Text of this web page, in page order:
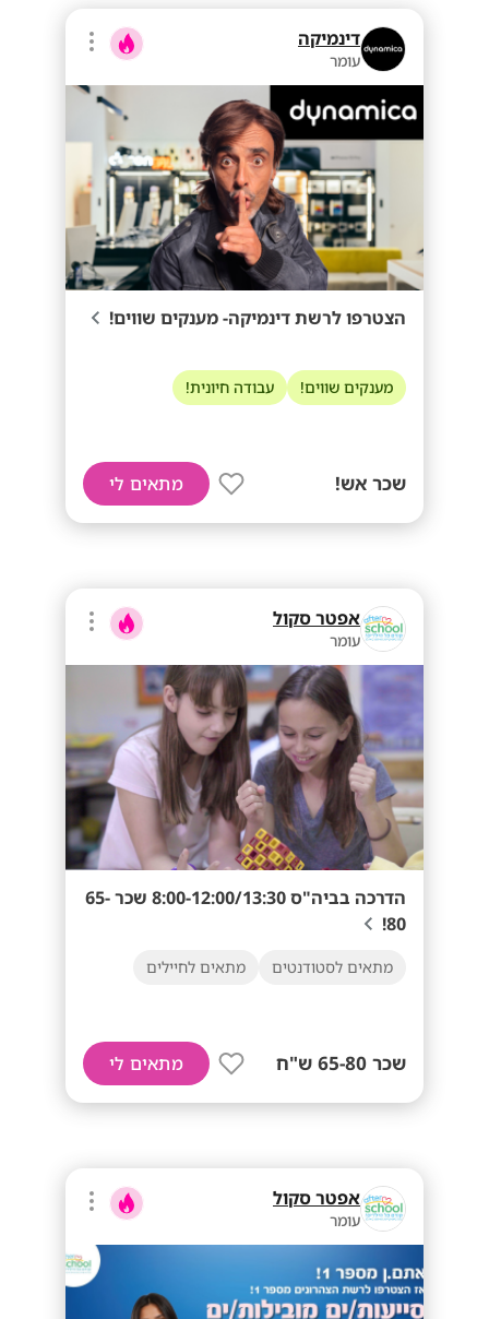
דינמיקה
עומר
הצטרפו לרשת דינמיקה- מענקים שווים!
מענקים שווים! עבודה חיונית!
שכר אש! מתאים לי
אפטר סקול
עומר
הדרכה בביה"ס 8:00-12:00/13:30 שכר 65-
80!
מתאים לסטודנטים מתאים לחיילים
שכר 65-80 ש"ח מתאים לי
אפטר סקול
עומר